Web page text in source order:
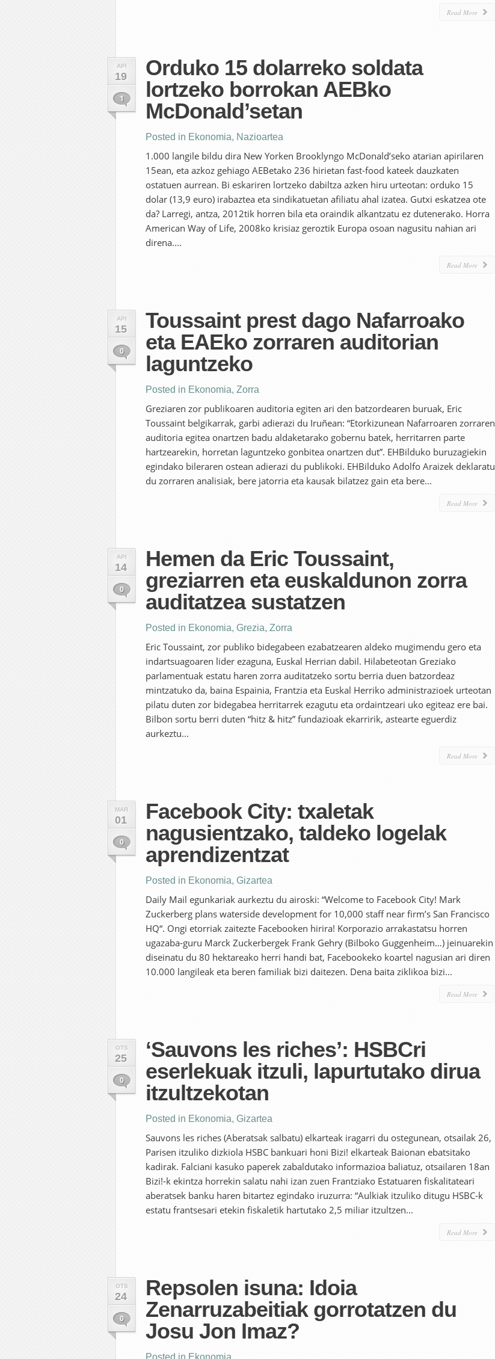
Read More
API
19
1
Orduko 15 dolarreko soldata
lortzeko borrokan AEBko
McDonald’setan
Posted in Ekonomia, Nazioartea
1.000 langile bildu dira New Yorken Brooklyngo McDonald’seko atarian apirilaren
15ean, eta azkoz gehiago AEBetako 236 hirietan fast-food kateek dauzkaten
ostatuen aurrean. Bi eskariren lortzeko dabiltza azken hiru urteotan: orduko 15
dolar (13,9 euro) irabaztea eta sindikatuetan afiliatu ahal izatea. Gutxi eskatzea ote
da? Larregi, antza, 2012tik horren bila eta oraindik alkantzatu ez dutenerako. Horra
American Way of Life, 2008ko krisiaz geroztik Europa osoan nagusitu nahian ari
direna....
Read More
API
15
0
Toussaint prest dago Nafarroako
eta EAEko zorraren auditorian
laguntzeko
Posted in Ekonomia, Zorra
Greziaren zor publikoaren auditoria egiten ari den batzordearen buruak, Eric
Toussaint belgikarrak, garbi adierazi du Iruñean: “Etorkizunean Nafarroaren zorraren
auditoria egitea onartzen badu aldaketarako gobernu batek, herritarren parte
hartzearekin, horretan laguntzeko gonbitea onartzen dut”. EHBilduko buruzagiekin
egindako bileraren ostean adierazi du publikoki. EHBilduko Adolfo Araizek deklaratu
du zorraren analisiak, bere jatorria eta kausak bilatzez gain eta bere...
Read More
API
14
0
Hemen da Eric Toussaint,
greziarren eta euskaldunon zorra
auditatzea sustatzen
Posted in Ekonomia, Grezia, Zorra
Eric Toussaint, zor publiko bidegabeen ezabatzearen aldeko mugimendu gero eta
indartsuagoaren lider ezaguna, Euskal Herrian dabil. Hilabeteotan Greziako
parlamentuak estatu haren zorra auditatzeko sortu berria duen batzordeaz
mintzatuko da, baina Espainia, Frantzia eta Euskal Herriko administrazioek urteotan
pilatu duten zor bidegabea herritarrek ezagutu eta ordaintzeari uko egiteaz ere bai.
Bilbon sortu berri duten “hitz & hitz” fundazioak ekarririk, astearte eguerdiz
aurkeztu...
Read More
MAR
01
0
Facebook City: txaletak
nagusientzako, taldeko logelak
aprendizentzat
Posted in Ekonomia, Gizartea
Daily Mail egunkariak aurkeztu du airoski: “Welcome to Facebook City! Mark
Zuckerberg plans waterside development for 10,000 staff near firm’s San Francisco
HQ“. Ongi etorriak zaitezte Facebooken hirira! Korporazio arrakastatsu horren
ugazaba-guru Marck Zuckerbergek Frank Gehry (Bilboko Guggenheim…) jeinuarekin
diseinatu du 80 hektareako herri handi bat, Facebookeko koartel nagusian ari diren
10.000 langileak eta beren familiak bizi daitezen. Dena baita ziklikoa bizi...
Read More
OTS
25
0
‘Sauvons les riches’: HSBCri
eserlekuak itzuli, lapurtutako dirua
itzultzekotan
Posted in Ekonomia, Gizartea
Sauvons les riches (Aberatsak salbatu) elkarteak iragarri du ostegunean, otsailak 26,
Parisen itzuliko dizkiola HSBC bankuari honi Bizi! elkarteak Baionan ebatsitako
kadirak. Falciani kasuko paperek zabaldutako informazioa baliatuz, otsailaren 18an
Bizi!-k ekintza horrekin salatu nahi izan zuen Frantziako Estatuaren fiskalitateari
aberatsek banku haren bitartez egindako iruzurra: “Aulkiak itzuliko ditugu HSBC-k
estatu frantsesari etekin fiskaletik hartutako 2,5 miliar itzultzen...
Read More
OTS
24
0
Repsolen isuna: Idoia
Zenarruzabeitiak gorrotatzen du
Josu Jon Imaz?
Posted in Ekonomia